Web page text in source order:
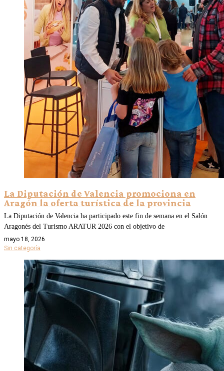
La Diputación de Valencia promociona en
Aragón la oferta turística de la provincia
La Diputación de Valencia ha participado este fin de semana en el Salón
Aragonés del Turismo ARATUR 2026 con el objetivo de
mayo 18, 2026
Sin categoría